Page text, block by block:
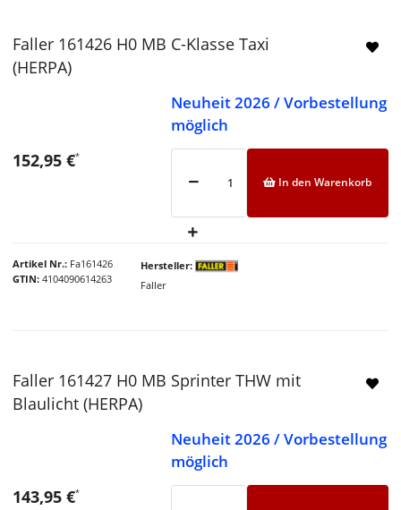
Faller 161426 H0 MB C-Klasse Taxi
(HERPA)
Neuheit 2026 / Vorbestellung
möglich
Artikel Nr. Fa161426
GTIN 4104090614263
Hersteller
Faller
152,95 €*
In den Warenkorb
Faller 161427 H0 MB Sprinter THW mit
Blaulicht (HERPA)
Neuheit 2026 / Vorbestellung
möglich
143,95 €*